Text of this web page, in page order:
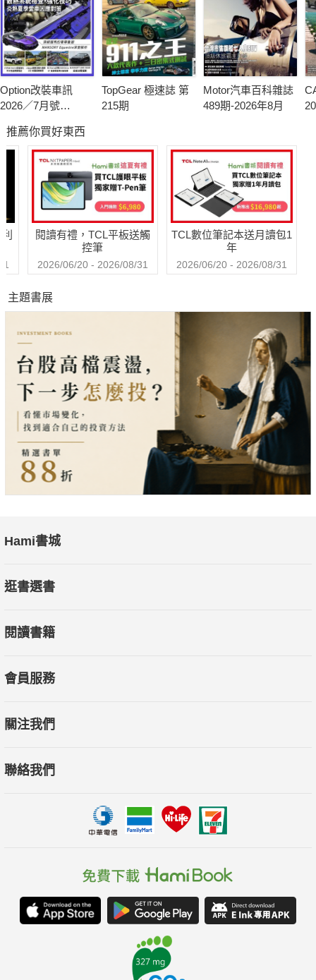
Option改裝車訊
2026／7月號
TopGear 極速誌 第
215期
Motor汽車百科雜誌
489期-2026年8月
推薦你買好東西
閱讀有禮，TCL平板送觸
控筆
2026/06/20 - 2026/08/31
TCL數位筆記本送月讀包1
年
2026/06/20 - 2026/08/31
主題書展
Hami書城
逛書選書
閱讀書籍
會員服務
關注我們
聯絡我們